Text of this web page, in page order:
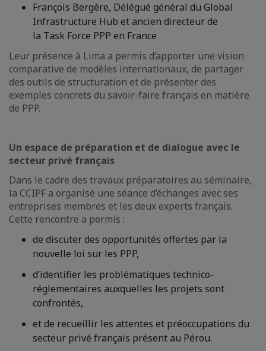
François Bergère, Délégué général du Global
Infrastructure Hub et ancien directeur de
la Task Force PPP en France
Leur présence à Lima a permis d’apporter une vision
comparative de modèles internationaux, de partager
des outils de structuration et de présenter des
exemples concrets du savoir-faire français en matière
de PPP.
Un espace de préparation et de dialogue avec le
secteur privé français
Dans le cadre des travaux préparatoires au séminaire,
la CCIPF a organisé une séance d’échanges avec ses
entreprises membres et les deux experts français.
Cette rencontre a permis :
de discuter des opportunités offertes par la
nouvelle loi sur les PPP,
d’identifier les problématiques technico-
réglementaires auxquelles les projets sont
confrontés,
et de recueillir les attentes et préoccupations du
secteur privé français présent au Pérou.